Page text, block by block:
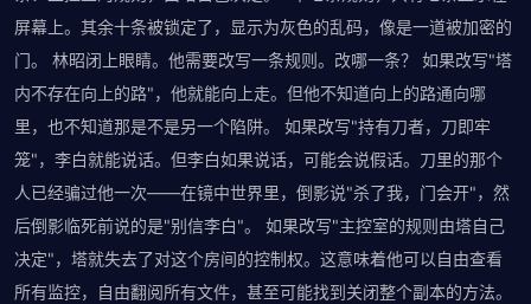
屏幕上。其余十条被锁定了，显示为灰色的乱码，像是一道被加密的
门。 林昭闭上眼睛。他需要改写一条规则。改哪一条？ 如果改写"塔
内不存在向上的路"，他就能向上走。但他不知道向上的路通向哪
里，也不知道那是不是另一个陷阱。 如果改写"持有刀者，刀即牢
笼"，李白就能说话。但李白如果说话，可能会说假话。刀里的那个
人已经骗过他一次——在镜中世界里，倒影说"杀了我，门会开"，然
后倒影临死前说的是"别信李白"。 如果改写"主控室的规则由塔自己
决定"，塔就失去了对这个房间的控制权。这意味着他可以自由查看
所有监控，自由翻阅所有文件，甚至可能找到关闭整个副本的方法。